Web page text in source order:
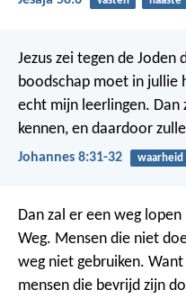
Jezus zei tegen de
boodschap moet in jullie
echt mijn leerlingen. Dan
kennen, en daardoor
Johannes 8:31-32 waarheid
Dan zal er een weg
Weg. Mensen die niet
weg niet gebruiken.
mensen die bevrijd zijn